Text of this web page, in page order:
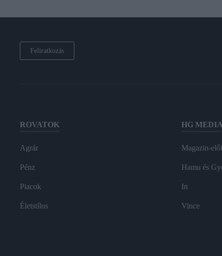
Feliratkozás
ROVATOK
Agrár
Pénz
Piacok
Életstílus
HG MEDIA
Magazin-
Hamu és
In
Vince